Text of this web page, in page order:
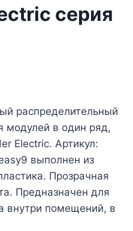
серия
распределительный
модулей в один ряд,
Electric. Артикул:
выполнен из
Прозрачная
Предназначен для
внутри помещений, в